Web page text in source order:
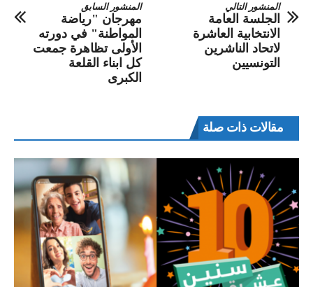
المنشور السابق
مهرجان "رياضة
المواطنة" في دورته
الأولى تظاهرة جمعت
كل ابناء القلعة
الكبرى
المنشور التالي
الجلسة العامة
الانتخابية العاشرة
لاتحاد الناشرين
التونسيين
مقالات ذات صلة